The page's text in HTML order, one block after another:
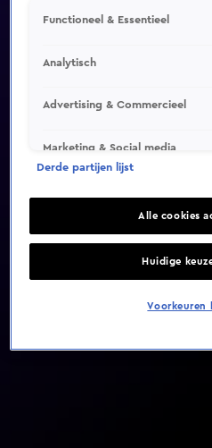
Video helaas
Functioneel & Essentieel
Analytisch
Advertising & Commercieel
Marketing & Social media
Derde partijen lijst
Alle cookies
Huidige
Voorkeuren